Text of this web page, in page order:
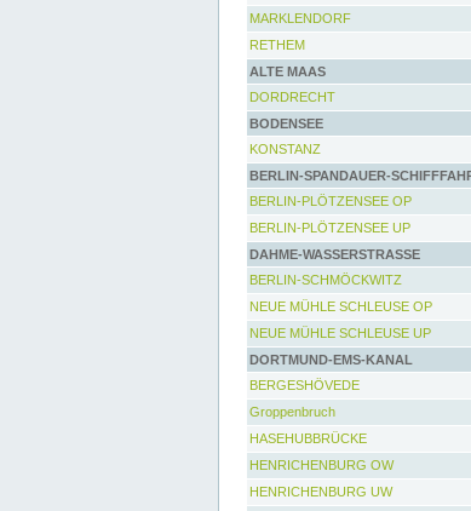
MARKLENDORF
RETHEM
ALTE MAAS
DORDRECHT
BODENSEE
KONSTANZ
BERLIN-SPANDAUER-
BERLIN-PLÖTZENSEE OP
BERLIN-PLÖTZENSEE UP
DAHME-WASSERSTRASSE
BERLIN-SCHMÖCKWITZ
NEUE MÜHLE SCHLEUSE OP
NEUE MÜHLE SCHLEUSE UP
DORTMUND-EMS-KANAL
BERGESHÖVEDE
Groppenbruch
HASEHUBBRÜCKE
HENRICHENBURG OW
HENRICHENBURG UW